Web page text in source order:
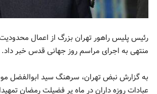
منتهی به اجرای مراسم روز جهانی قدس خبر داد.
به گزارش نبض تهران، سرهنگ سید ابوالفضل
عبادات روزه داران در ماه پر فضیلت رمضان تمهیدات